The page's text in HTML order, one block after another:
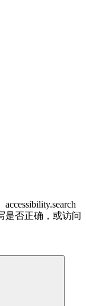
accessibility.search
是否正确，或访问